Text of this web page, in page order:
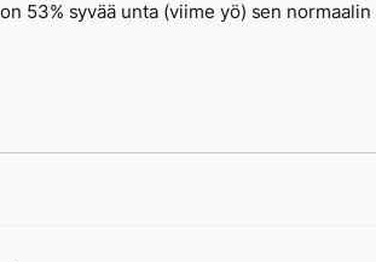
53% syvää unta (viime yö) sen normaalin